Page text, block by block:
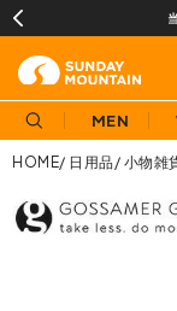
MEN
HOME 日用品 小物雑